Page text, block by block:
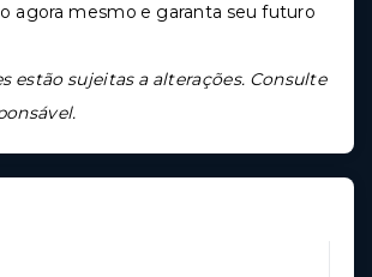
agora mesmo e garanta seu futuro
estão sujeitas a alterações. Consulte